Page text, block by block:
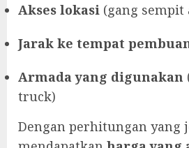
Akses lokasi (gang sempit
Jarak ke tempat
Armada yang digunakan
truck)
Dengan perhitungan yang